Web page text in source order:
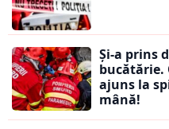
Și-a prins
bucătărie.
ajuns la
mână!